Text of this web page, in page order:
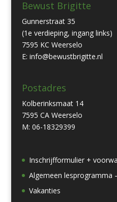
Bewust Brigitte
Gunnerstraat 35
(1e verdieping, ingang links)
7595 KC Weerselo
E: info@bewustbrigitte.nl
Postadres
Kolberinksmaat 14
7595 CA Weerselo
M: 06-18329399
Inschrijfformulier +
Algemeen lesprogramma
Vakanties